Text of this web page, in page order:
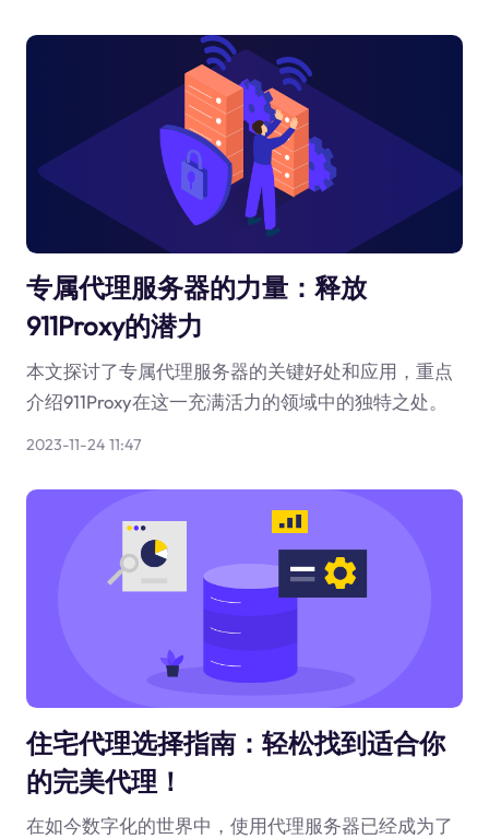
专属代理服务器的力量：释放
911Proxy的潜力
本文探讨了专属代理服务器的关键好处和应用，重点
介绍911Proxy在这一充满活力的领域中的独特之处。
2023-11-24 11:47
住宅代理选择指南：轻松找到适合你
的完美代理！
在如今数字化的世界中，使用代理服务器已经成为了